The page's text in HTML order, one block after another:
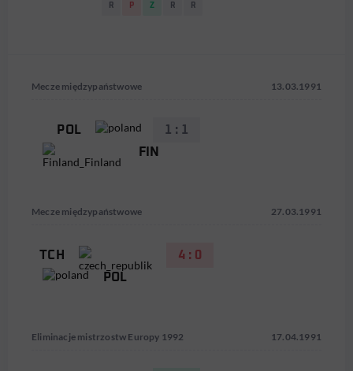
R P Z R R
Mecze międzypaństwowe 13.03.1991
POL
1 : 1
FIN
Mecze międzypaństwowe 27.03.1991
TCH
4 : 0
POL
Eliminacje mistrzostw Europy 1992 17.04.1991